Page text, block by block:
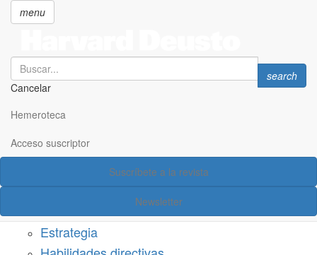
principal
menu
Search
Cancelar
Search
search
Hemeroteca
Acceso suscriptor
Suscríbete a la revista
Newsletter
Acceso suscriptor
Estrategia